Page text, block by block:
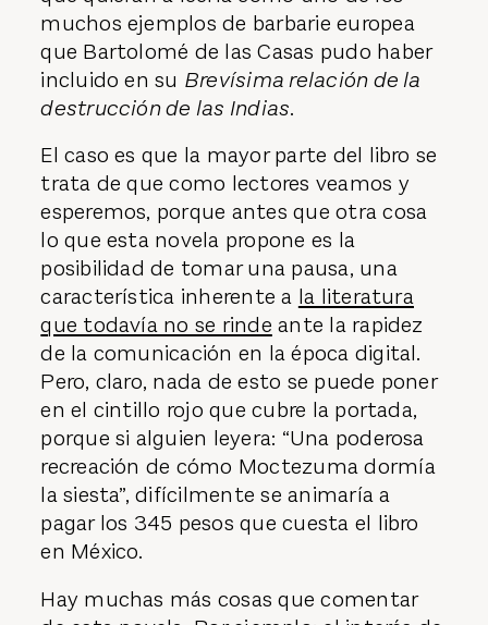
es muy larga, pero que animo a todes los
que quieran a leerla como uno de los
muchos ejemplos de barbarie europea
que Bartolomé de las Casas pudo haber
incluido en suBrevísima relación de la
destrucción de las Indias.
El caso es que la mayor parte del libro se
trata de que como lectores veamos y
esperemos, porque antes que otra cosa
lo que esta novela propone es la
posibilidad de tomar una pausa, una
característica inherente ala literatura
que todavía no se rindeante la rapidez
de la comunicación en la época digital.
Pero, claro, nada de esto se puede poner
en el cintillo rojo que cubre la portada,
porque si alguien leyera: “Una poderosa
recreación de cómo Moctezuma dormía
la siesta”, difícilmente se animaría a
pagar los 345 pesos que cuesta el libro
en México.